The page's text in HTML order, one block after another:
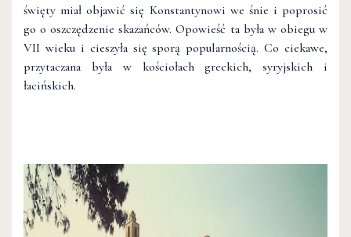
święty miał objawić się Konstantynowi we śnie i poprosić
go o oszczędzenie skazańców. Opowieść ta była w obiegu w
VII wieku i cieszyła się sporą popularnością. Co ciekawe,
przytaczana była w kościołach greckich, syryjskich i
łacińskich.